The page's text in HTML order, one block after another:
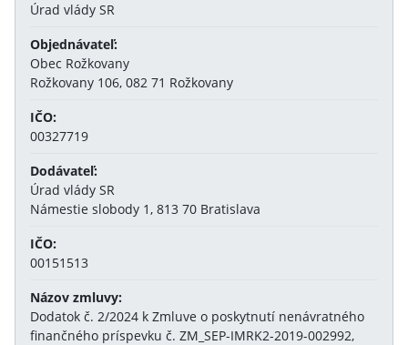
Úrad vlády SR
Objednávateľ:
Obec Rožkovany
Rožkovany 106, 082 71 Rožkovany
IČO:
00327719
Dodávateľ:
Úrad vlády SR
Námestie slobody 1, 813 70 Bratislava
IČO:
00151513
Názov zmluvy:
Dodatok č. 2/2024 k Zmluve o poskytnutí nenávratného
finančného príspevku č. ZM_SEP-IMRK2-2019-002992,